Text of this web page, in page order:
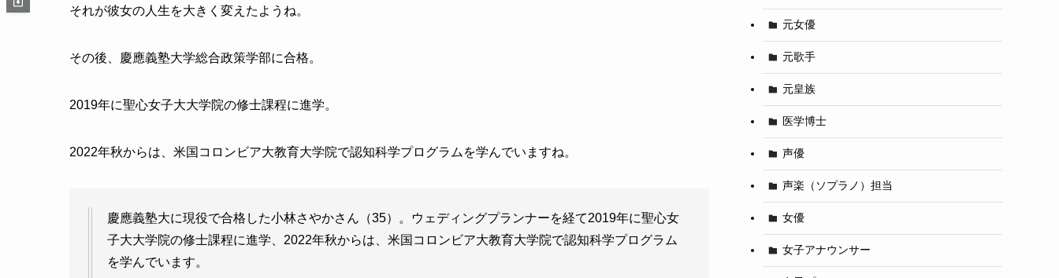
それが彼女の人生を大きく変えたようね。
その後、慶應義塾大学総合政策学部に合格。
2019年に聖心女子大大学院の修士課程に進学。
2022年秋からは、米国コロンビア大教育大学院で認知科学プログラムを学んでいますね。
慶應義塾大に現役で合格した小林さやかさん（35）。ウェディングプランナーを経て2019年に聖心女
子大大学院の修士課程に進学、2022年秋からは、米国コロンビア大教育大学院で認知科学プログラム
を学んでいます。
元女優
元歌手
元皇族
医学博士
声優
声楽（ソプラノ）担当
女優
女子アナウンサー